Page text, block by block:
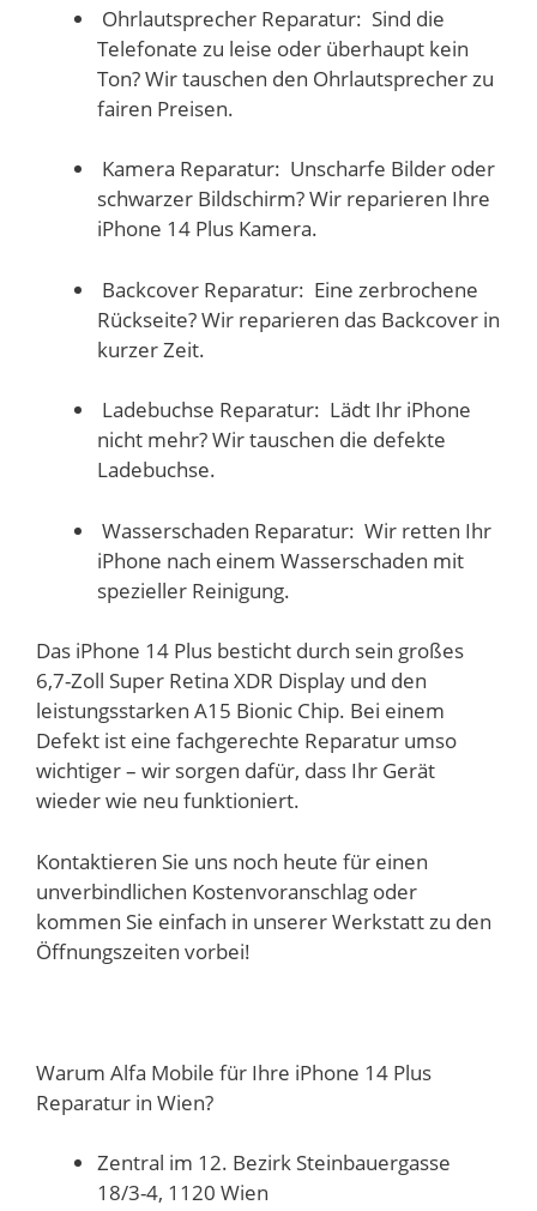
Ohrlautsprecher Reparatur: Sind die
Telefonate zu leise oder überhaupt kein
Ton? Wir tauschen den Ohrlautsprecher zu
fairen Preisen.
Kamera Reparatur: Unscharfe Bilder oder
schwarzer Bildschirm? Wir reparieren Ihre
iPhone 14 Plus Kamera.
Backcover Reparatur: Eine zerbrochene
Rückseite? Wir reparieren das Backcover in
kurzer Zeit.
Ladebuchse Reparatur: Lädt Ihr iPhone
nicht mehr? Wir tauschen die defekte
Ladebuchse.
Wasserschaden Reparatur: Wir retten Ihr
iPhone nach einem Wasserschaden mit
spezieller Reinigung.
Das iPhone 14 Plus besticht durch sein großes
6,7-Zoll Super Retina XDR Display und den
leistungsstarken A15 Bionic Chip. Bei einem
Defekt ist eine fachgerechte Reparatur umso
wichtiger – wir sorgen dafür, dass Ihr Gerät
wieder wie neu funktioniert.
Kontaktieren Sie uns noch heute für einen
unverbindlichen Kostenvoranschlag oder
kommen Sie einfach in unserer Werkstatt zu den
Öffnungszeiten vorbei!
Warum Alfa Mobile für Ihre iPhone 14 Plus
Reparatur in Wien?
Zentral im 12. Bezirk Steinbauergasse
18/3-4, 1120 Wien